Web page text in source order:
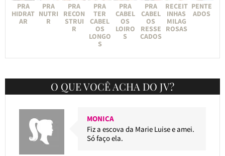
PRA
HIDRAT
AR
PRA
NUTRI
R
PRA
RECON
STRUI
R
PRA
TER
CABEL
OS
LONGO
S
PRA
CABEL
OS
LOIRO
S
PRA
CABEL
OS
RESSE
CADOS
RECEIT
INHAS
MILAG
ROSAS
PENTE
ADOS
O QUE VOCÊ ACHA DO JV?
MONICA
Fiz a escova da Marie Luise e amei.
Só faço ela.